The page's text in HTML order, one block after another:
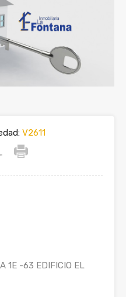
V2611
1E -63 EDIFICIO EL